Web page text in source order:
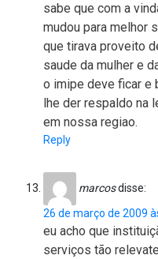
sabe que com a
mudou para melhor
que tirava proveito
saude da mulher e
o imipe deve ficar e
lhe der respaldo na
em nossa regiao.
Reply
marcosdisse:
26 de março de 2009
eu acho que
serviços tão